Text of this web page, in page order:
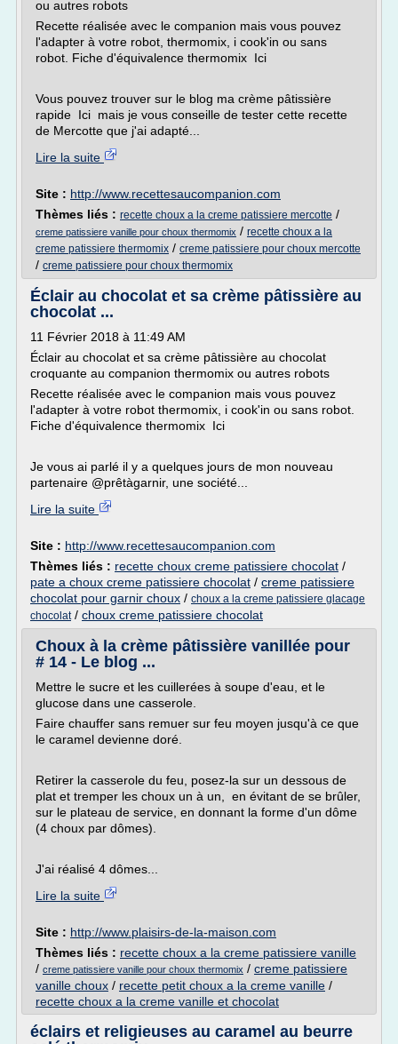
ou autres robots
Recette réalisée avec le companion mais vous pouvez
l'adapter à votre robot, thermomix, i cook'in ou sans
robot. Fiche d'équivalence thermomix Ici
Vous pouvez trouver sur le blog ma crème pâtissière
rapide Ici mais je vous conseille de tester cette recette
de Mercotte que j'ai adapté...
Lire la suite
Site : http://www.recettesaucompanion.com
Thèmes liés : recette choux a la creme patissiere mercotte /
creme patissiere vanille pour choux thermomix / recette choux a la
creme patissiere thermomix / creme patissiere pour choux mercotte
/ creme patissiere pour choux thermomix
Éclair au chocolat et sa crème pâtissière au
chocolat ...
11 Février 2018 à 11:49 AM
Éclair au chocolat et sa crème pâtissière au chocolat
croquante au companion thermomix ou autres robots
Recette réalisée avec le companion mais vous pouvez
l'adapter à votre robot thermomix, i cook'in ou sans robot.
Fiche d'équivalence thermomix Ici
Je vous ai parlé il y a quelques jours de mon nouveau
partenaire @prêtàgarnir, une société...
Lire la suite
Site : http://www.recettesaucompanion.com
Thèmes liés : recette choux creme patissiere chocolat /
pate a choux creme patissiere chocolat / creme patissiere
chocolat pour garnir choux / choux a la creme patissiere glacage
chocolat/ choux creme patissiere chocolat
Choux à la crème pâtissière vanillée pour
# 14 - Le blog ...
Mettre le sucre et les cuillerées à soupe d'eau, et le
glucose dans une casserole.
Faire chauffer sans remuer sur feu moyen jusqu'à ce que
le caramel devienne doré.
Retirer la casserole du feu, posez-la sur un dessous de
plat et tremper les choux un à un, en évitant de se brûler,
sur le plateau de service, en donnant la forme d'un dôme
(4 choux par dômes).
J'ai réalisé 4 dômes...
Lire la suite
Site : http://www.plaisirs-de-la-maison.com
Thèmes liés : recette choux a la creme patissiere vanille
/ creme patissiere vanille pour choux thermomix / creme patissiere
vanille choux / recette petit choux a la creme vanille /
recette choux a la creme vanille et chocolat
éclairs et religieuses au caramel au beurre